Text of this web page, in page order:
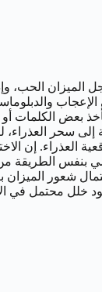
الميزان
بعض الكلمات
سحر
العذراء. إن
بنفس
شعور الميزان
خلل محتمل